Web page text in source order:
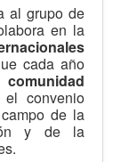
al grupo de
en la
cada año
comunidad
el convenio
de la
y de la